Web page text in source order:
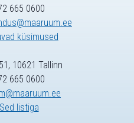
665 0600
küsimused
10621 Tallinn
665 0600
listiga